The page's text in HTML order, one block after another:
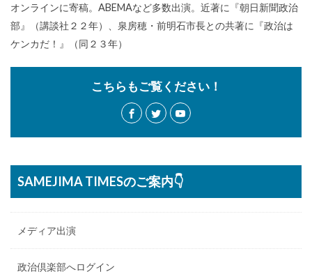
オンラインに寄稿。ABEMAなど多数出演。近著に『朝日新聞政治
部』（講談社２２年）、泉房穂・前明石市長との共著に『政治は
ケンカだ！』（同２３年）
こちらもご覧ください！
SAMEJIMA TIMESのご案内👇
メディア出演
政治倶楽部へログイン